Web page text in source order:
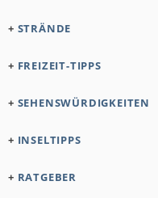
+ STRÄNDE
+ FREIZEIT-TIPPS
+ SEHENSWÜRDIGKEITEN
+ INSELTIPPS
+ RATGEBER